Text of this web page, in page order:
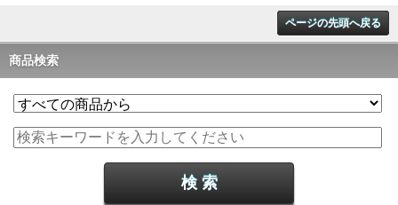
ページの先頭へ戻る
商品検索